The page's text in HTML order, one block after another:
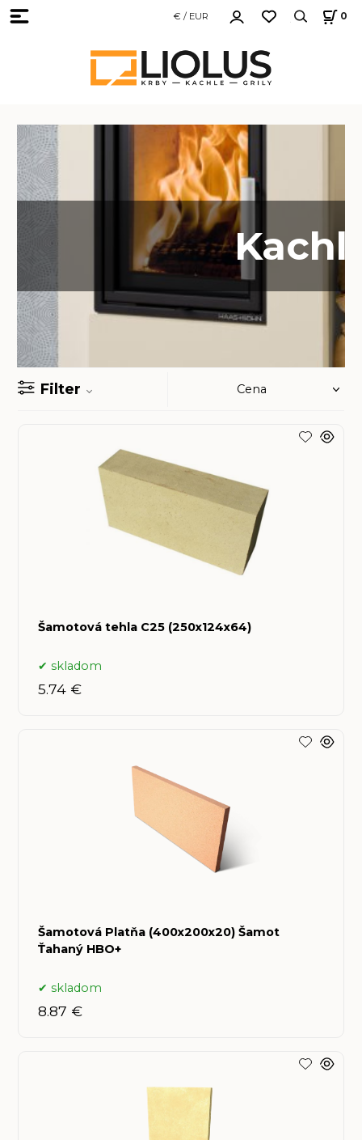
€ / EUR 0
Filter
Šamotová tehla C25 (250x124x64)
skladom
5.74 €
Šamotová Platňa (400x200x20) Šamot
Ťahaný HBO+
skladom
8.87 €